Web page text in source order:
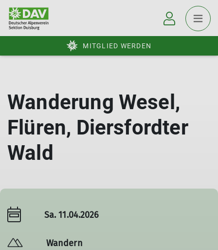
MITGLIED WERDEN
Wanderung Wesel,
Flüren, Diersfordter
Wald
Sa. 11.04.2026
Wandern